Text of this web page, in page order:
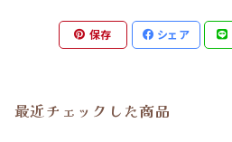
保存 シェア
最近チェックした商品